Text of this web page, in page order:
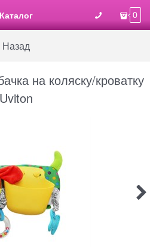
Каталог 0
Назад
на коляску/кроватку
Uviton